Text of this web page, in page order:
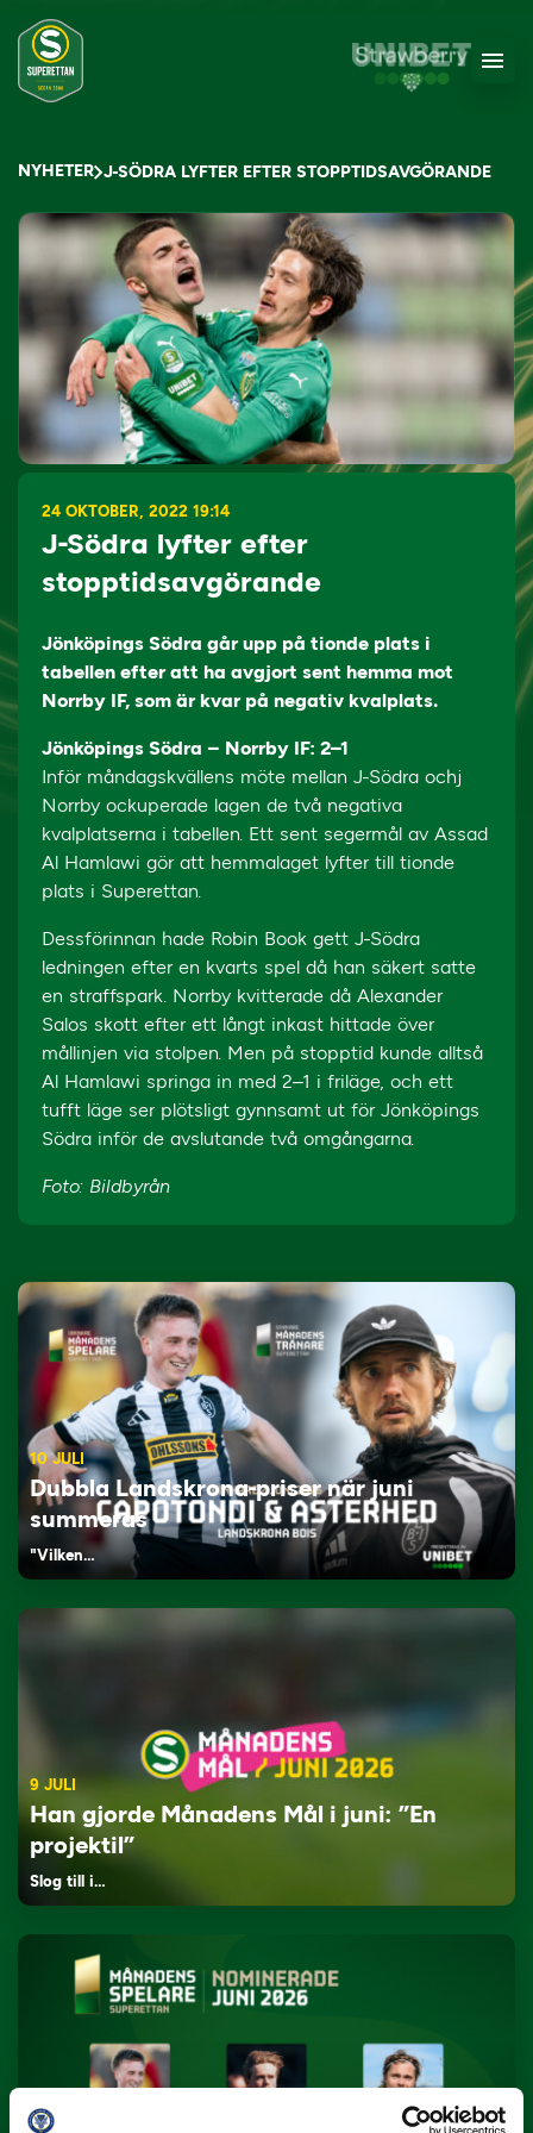
NYHETER J-SÖDRA LYFTER EFTER STOPPTIDSAVGÖRANDE
24 OKTOBER, 2022 19:14
J-Södra lyfter efter
stopptidsavgörande
Jönköpings Södra går upp på tionde plats i
tabellen efter att ha avgjort sent hemma mot
Norrby IF, som är kvar på negativ kvalplats.
Jönköpings Södra – Norrby IF: 2–1
Inför måndagskvällens möte mellan J-Södra ochj
Norrby ockuperade lagen de två negativa
kvalplatserna i tabellen. Ett sent segermål av Assad
Al Hamlawi gör att hemmalaget lyfter till tionde
plats i Superettan.
Dessförinnan hade Robin Book gett J-Södra
ledningen efter en kvarts spel då han säkert satte
en straffspark. Norrby kvitterade då Alexander
Salos skott efter ett långt inkast hittade över
mållinjen via stolpen. Men på stopptid kunde alltså
Al Hamlawi springa in med 2–1 i friläge, och ett
tufft läge ser plötsligt gynnsamt ut för Jönköpings
Södra inför de avslutande två omgångarna.
Foto: Bildbyrån
10 JULI
Dubbla Landskrona-priser när juni
summeras
"Vilken…
9 JULI
Han gjorde Månadens Mål i juni: ”En
projektil”
Slog till i…